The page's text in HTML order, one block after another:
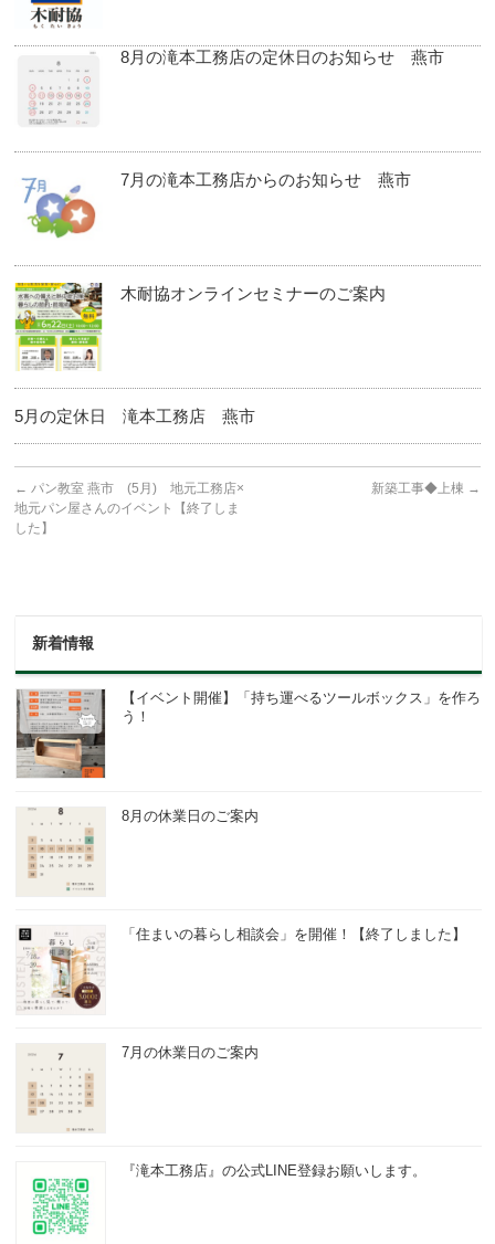
8月の滝本工務店の定休日のお知らせ 燕市
7月の滝本工務店からのお知らせ 燕市
木耐協オンラインセミナーのご案内
5月の定休日 滝本工務店 燕市
← パン教室 燕市 (5月) 地元工務店×
地元パン屋さんのイベント【終了しま
した】
新築工事◆上棟 →
新着情報
【イベント開催】「持ち運べるツールボックス」を作ろ
う！
8月の休業日のご案内
「住まいの暮らし相談会」を開催！【終了しました】
7月の休業日のご案内
『滝本工務店』の公式LINE登録お願いします。